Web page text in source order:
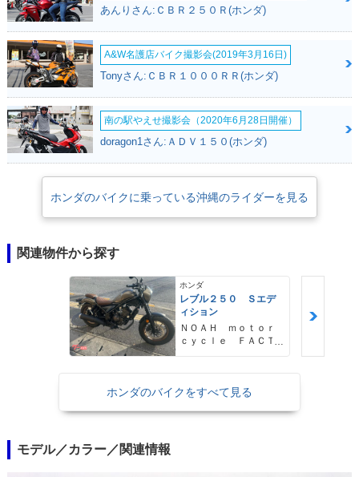
あんりさん:ＣＢＲ２５０Ｒ(ホンダ)
A&W名護店バイク撮影会(2019年3月16日)
Tonyさん:ＣＢＲ１０００ＲＲ(ホンダ)
南の駅やえせ撮影会（2020年6月28日開催）
doragon1さん:ＡＤＶ１５０(ホンダ)
ホンダのバイクに乗っている沖縄のライダーを見る
関連物件から探す
ホンダ
レブル２５０ Ｓエデ
ィション
ＮＯＡＨ ｍｏｔｏｒ
ｃｙｃｌｅ ＦＡＣＴ
ホンダのバイクをすべて見る
モデル／カラー／関連情報